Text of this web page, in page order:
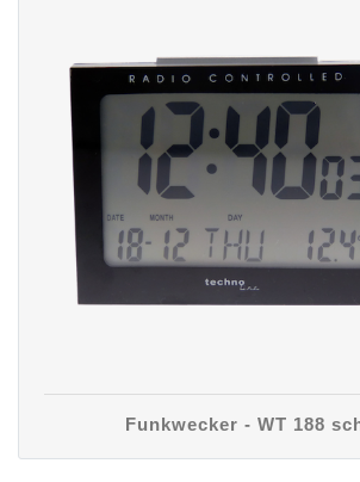
Funkwecker - WT 188